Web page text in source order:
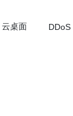
云桌面 DDoS